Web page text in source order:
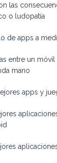
las
o ludopatía
de apps a
entre un
mano
apps y
para localizar un